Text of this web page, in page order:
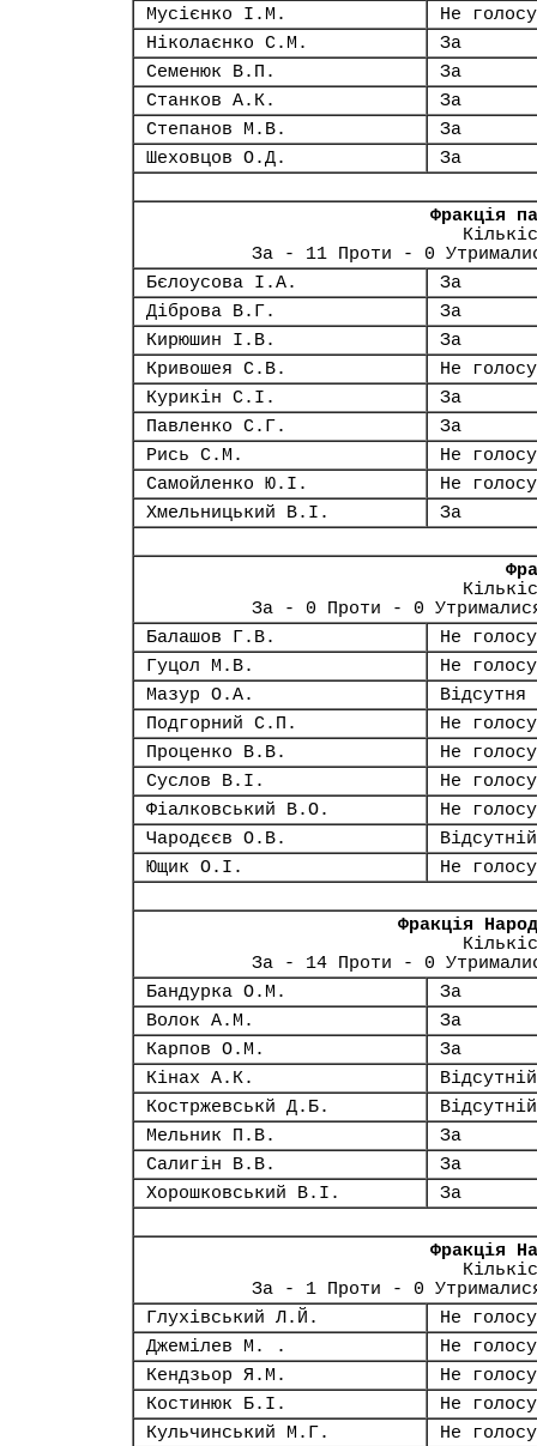
Мусієнко І.М.
Не
Ніколаєнко С.М.
За
Семенюк В.П.
За
Станков А.К.
За
Степанов М.В.
За
Шеховцов О.Д.
За
Фракція
За - 11 Проти - 0
Бєлоусова І.А.
За
Діброва В.Г.
За
Кирюшин І.В.
За
Кривошея С.В.
Не
Курикін С.І.
За
Павленко С.Г.
За
Рись С.М.
Не
Самойленко Ю.І.
Не
Хмельницький В.І.
За
За - 0 Проти - 0
Балашов Г.В.
Не
Гуцол М.В.
Не
Мазур О.А.
Відсутня
Подгорний С.П.
Не
Проценко В.В.
Не
Суслов В.І.
Не
Фіалковський В.О.
Не
Чародєєв О.В.
Відсутній
Ющик О.І.
Не
Фракція
За - 14 Проти - 0
Бандурка О.М.
За
Волок А.М.
За
Карпов О.М.
За
Кінах А.К.
Відсутній
Костржевськй Д.Б.
Відсутній
Мельник П.В.
За
Салигін В.В.
За
Хорошковський В.І.
За
Фракція
За - 1 Проти - 0
Глухівський Л.Й.
Не
Джемілев М. .
Не
Кендзьор Я.М.
Не
Костинюк Б.І.
Не
Кульчинський М.Г.
Не